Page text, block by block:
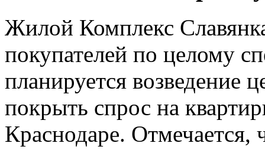
Жилой Комплекс
покупателей по целому
планируется возведение
покрыть спрос на
Краснодаре.